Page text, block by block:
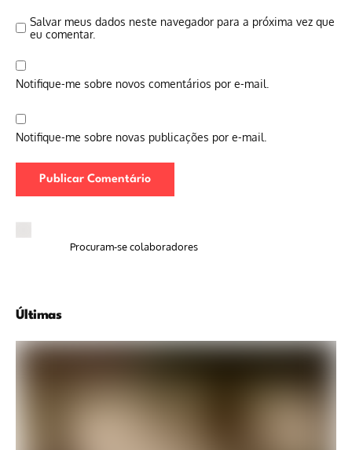
Salvar meus dados neste navegador para a próxima vez que
eu comentar.
Notifique-me sobre novos comentários por e-mail.
Notifique-me sobre novas publicações por e-mail.
Procuram-se colaboradores
Últimas